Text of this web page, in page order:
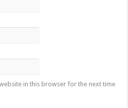
in this browser for the next time